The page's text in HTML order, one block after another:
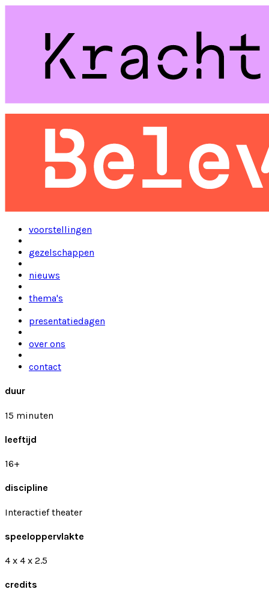
voorstellingen
gezelschappen
nieuws
thema's
presentatiedagen
over ons
contact
duur
15 minuten
leeftijd
16+
discipline
Interactief theater
speeloppervlakte
4 x 4 x 2.5
credits